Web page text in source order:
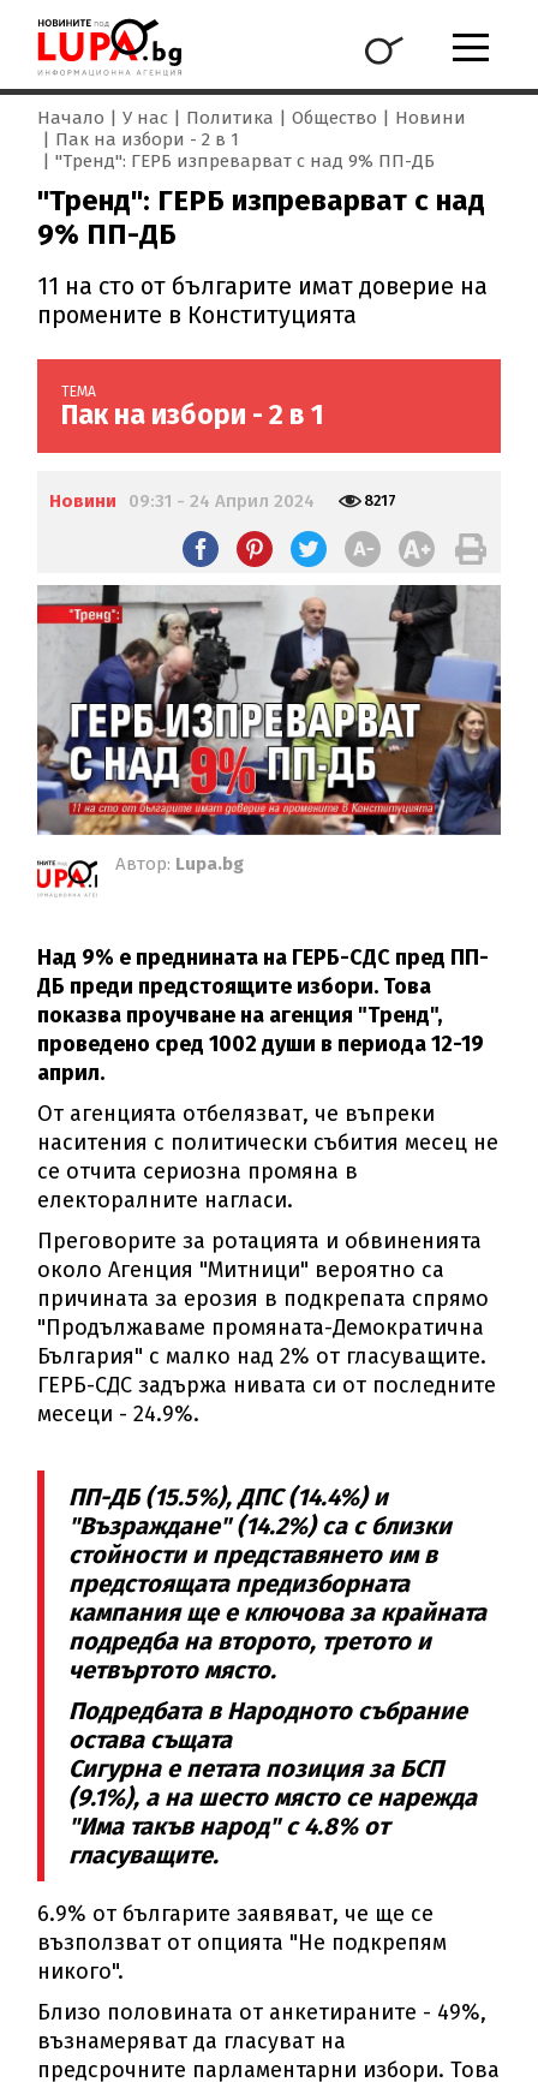
Начало У нас Политика Общество
Новини
Пак на избори - 2 в 1
"Тренд": ГЕРБ изпреварват с над 9% ПП-ДБ
"Тренд": ГЕРБ изпреварват с над
9% ПП-ДБ
11 на сто от българите имат доверие на
промените в Конституцията
ТЕМА
Пак на избори - 2 в 1
Новини 09:31 - 24 Април 2024 8217
Автор: Lupa.bg
Над 9% е преднината на ГЕРБ-СДС пред ПП-
ДБ преди предстоящите избори. Това
показва проучване на агенция "Тренд",
проведено сред 1002 души в периода 12-19
април.
От агенцията отбелязват, че въпреки
наситения с политически събития месец не
се отчита сериозна промяна в
електоралните нагласи.
Преговорите за ротацията и обвиненията
около Агенция "Митници" вероятно са
причината за ерозия в подкрепата спрямо
"Продължаваме промяната-Демократична
България" с малко над 2% от гласуващите.
ГЕРБ-СДС задържа нивата си от последните
месеци - 24.9%.
ПП-ДБ (15.5%), ДПС (14.4%) и
"Възраждане" (14.2%) са с близки
стойности и представянето им в
предстоящата предизборната
кампания ще е ключова за крайната
подредба на второто, третото и
четвъртото място.
Подредбата в Народното събрание
остава същата
Сигурна е петата позиция за БСП
(9.1%), а на шесто място се нарежда
"Има такъв народ" с 4.8% от
гласуващите.
6.9% от българите заявяват, че ще се
възползват от опцията "Не подкрепям
никого".
Близо половината от анкетираните - 49%,
възнамеряват да гласуват на
предсрочните парламентарни избори. Това